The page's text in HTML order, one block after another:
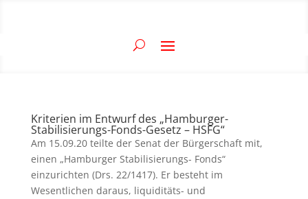
Kriterien im Entwurf des „Hamburger-
Stabilisierungs-Fonds-Gesetz – HSFG“
Am 15.09.20 teilte der Senat der Bürgerschaft mit,
einen „Hamburger Stabilisierungs- Fonds“
einzurichten (Drs. 22/1417). Er besteht im
Wesentlichen daraus, liquiditäts- und